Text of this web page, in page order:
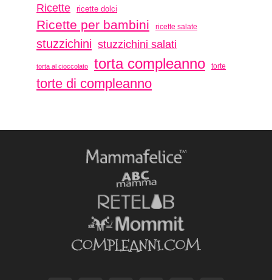
Ricette ricette dolci
Ricette per bambini ricette salate
stuzzichini stuzzichini salati
torta al cioccolato torta compleanno torte
torte di compleanno